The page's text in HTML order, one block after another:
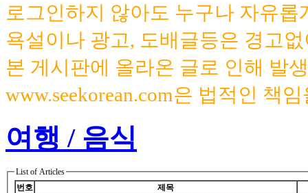
로그인하지 않아도 누구나 자유
욕설이나 광고, 도배글등은 경고
본 게시판에 올라온 글로 인해 발
www.seekorean.com은 법적인 책
여행 / 음식
List of Articles
번호
제목